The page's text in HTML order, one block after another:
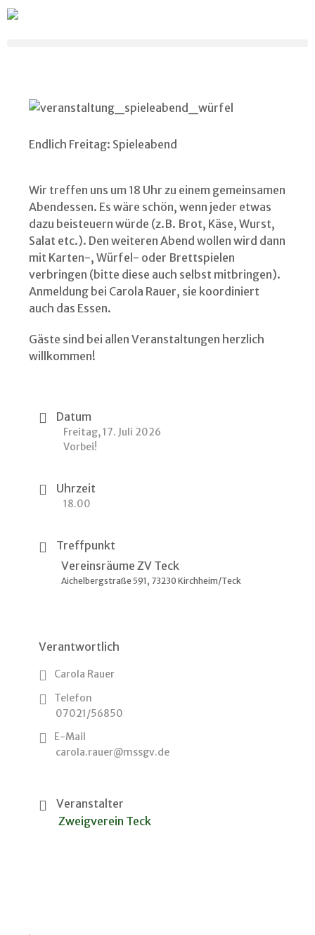
Endlich Freitag: Spieleabend
Wir treffen uns um 18 Uhr zu einem gemeinsamen
Abendessen. Es wäre schön, wenn jeder etwas
dazu beisteuern würde (z.B. Brot, Käse, Wurst,
Salat etc.). Den weiteren Abend wollen wird dann
mit Karten-, Würfel- oder Brettspielen
verbringen (bitte diese auch selbst mitbringen).
Anmeldung bei Carola Rauer, sie koordiniert
auch das Essen.
Gäste sind bei allen Veranstaltungen herzlich
willkommen!
Datum
Freitag, 17. Juli 2026
Vorbei!
Uhrzeit
18.00
Treffpunkt
Vereinsräume ZV Teck
Aichelbergstraße 591, 73230 Kirchheim/Teck
Verantwortlich
Carola Rauer
Telefon
07021/56850
E-Mail
carola.rauer@mssgv.de
Veranstalter
Zweigverein Teck